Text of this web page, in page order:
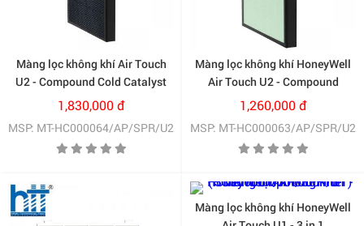
Màng lọc không khí Air Touch
U2 - Compound Cold Catalyst
+ Carbon Filter
(HC000064/AP/SPR/U2)
1,830,000 đ
MSP: MT-HC000064/AP/SPR/U2
Màng lọc không khí HoneyWell
Air Touch U2 - Compound
Anti-Bacterial + HEPA Filter
(HC000063/AP/SPR/U2)
1,260,000 đ
MSP: MT-HC000063/AP/SPR/U2
Màng lọc không khí HoneyWell